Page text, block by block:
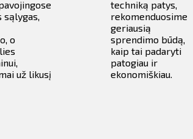
sąlygas,
o
už likusį
techniką patys,
rekomenduosime
geriausią
sprendimo būdą,
kaip tai padaryti
patogiau ir
ekonomiškiau.